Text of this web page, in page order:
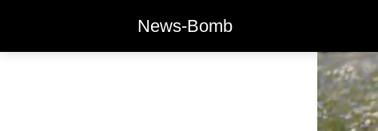
News-Bomb